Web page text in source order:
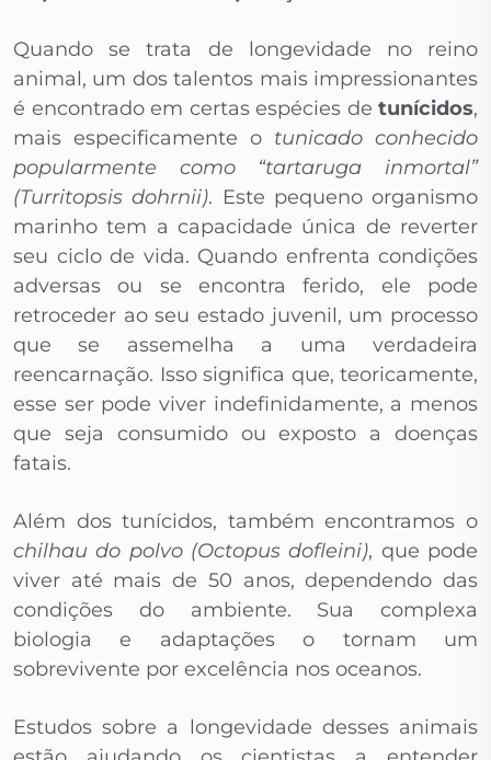
Quando se trata de longevidade no reino
animal, um dos talentos mais impressionantes
é encontrado em certas espécies de tunícidos,
mais especificamente o tunicado conhecido
popularmente como “tartaruga inmortal”
(Turritopsis dohrnii). Este pequeno organismo
marinho tem a capacidade única de reverter
seu ciclo de vida. Quando enfrenta condições
adversas ou se encontra ferido, ele pode
retroceder ao seu estado juvenil, um processo
que se assemelha a uma verdadeira
reencarnação. Isso significa que, teoricamente,
esse ser pode viver indefinidamente, a menos
que seja consumido ou exposto a doenças
fatais.
Além dos tunícidos, também encontramos o
chilhau do polvo (Octopus dofleini), que pode
viver até mais de 50 anos, dependendo das
condições do ambiente. Sua complexa
biologia e adaptações o tornam um
sobrevivente por excelência nos oceanos.
Estudos sobre a longevidade desses animais